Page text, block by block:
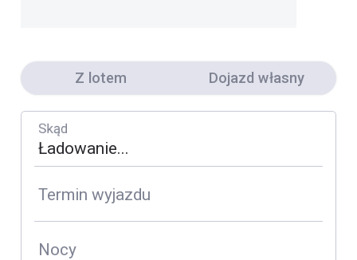
Z lotem Dojazd własny
Skąd
Termin wyjazdu
Nocy